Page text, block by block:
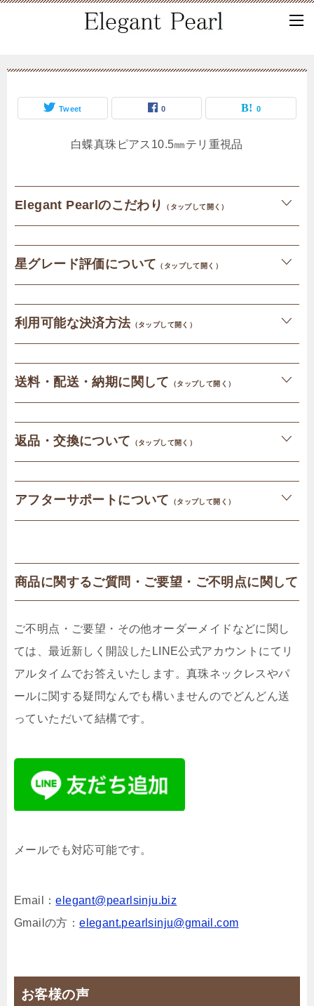
Tweet 0 0
白蝶真珠ピアス10.5㎜テリ重視品
Elegant Pearlのこだわり （タップして開く）
星グレード評価について （タップして開く）
利用可能な決済方法（タップして開く）
送料・配送・納期に関して （タップして開く）
返品・交換について （タップして開く）
アフターサポートについて （タップして開く）
商品に関するご質問・ご要望・ご不明点に関して
ご不明点・ご要望・その他オーダーメイドなどに関し
ては、最近新しく開設したLINE公式アカウントにてリ
アルタイムでお答えいたします。真珠ネックレスやパ
ールに関する疑問なんでも構いませんのでどんどん送
っていただいて結構です。
メールでも対応可能です。
Email：elegant@pearlsinju.biz
Gmailの方：elegant.pearlsinju@gmail.com
お客様の声